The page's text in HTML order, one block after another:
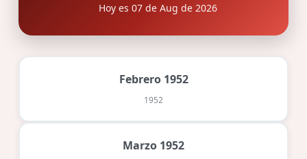
Hoy es 07 de Aug de 2026
Febrero 1952
1952
Marzo 1952